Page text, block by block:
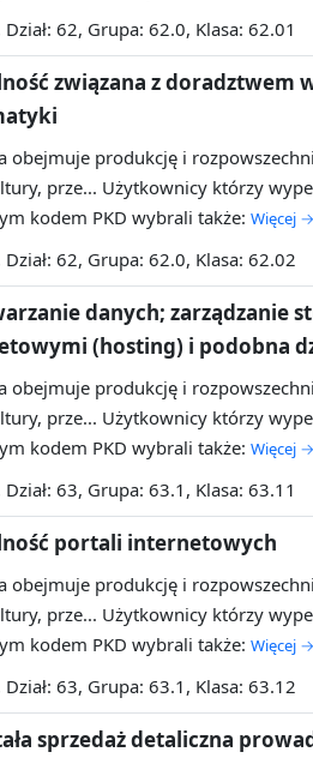
Dział: 62, Grupa: 62.0, Klasa: 62.01
związana z doradztwem
obejmuje produkcję i
prze... Użytkownicy którzy
kodem PKD wybrali także: Więcej →
Dział: 62, Grupa: 62.0, Klasa: 62.02
danych; zarządzanie
(hosting) i podobna
obejmuje produkcję i
prze... Użytkownicy którzy
kodem PKD wybrali także: Więcej →
Dział: 63, Grupa: 63.1, Klasa: 63.11
portali internetowych
obejmuje produkcję i
prze... Użytkownicy którzy
kodem PKD wybrali także: Więcej →
Dział: 63, Grupa: 63.1, Klasa: 63.12
sprzedaż detaliczna